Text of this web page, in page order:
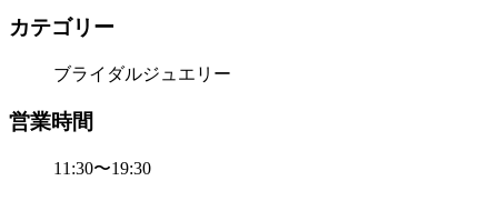
カテゴリー
ブライダルジュエリー
営業時間
11:30〜19:30